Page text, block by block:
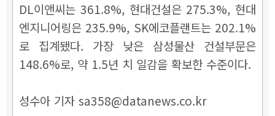
DL이앤씨는 361.8%, 현대건설은 275.3%, 현대
엔지니어링은 235.9%, SK에코플랜트는 202.1%
로 집계됐다. 가장 낮은 삼성물산 건설부문은
148.6%로, 약 1.5년 치 일감을 확보한 수준이다.
성수아 기자 sa358@datanews.co.kr